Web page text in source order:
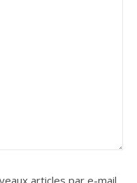
articles par e-mail.